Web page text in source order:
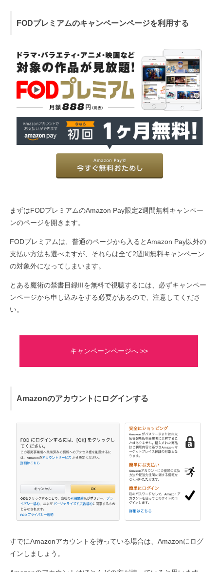
FODプレミアムのキャンペーンページを利用する
まずはFODプレミアムのAmazon Pay限定2週間無料キャンペー
ンのページを開きます。
FODプレミアムは、普通のページから入るとAmazon Pay以外の
支払い方法も選べますが、それらは全て2週間無料キャンペーン
の対象外になってしまいます。
とある魔術の禁書目録IIIを無料で視聴するには、必ずキャンペー
ンページから申し込みをする必要があるので、注意してくださ
い。
キャンペーンページへ >>
Amazonのアカウントにログインする
すでにAmazonアカウントを持っている場合は、Amazonにログ
インしましょう。